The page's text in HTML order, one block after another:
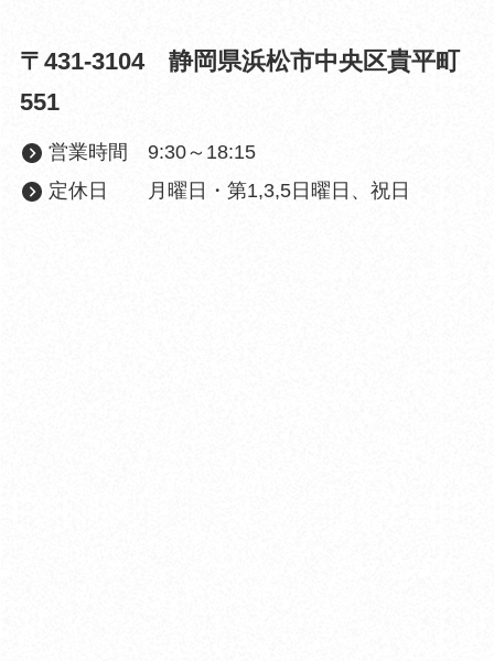
〒431-3104 静岡県浜松市中央区貴平町
551
営業時間 9:30～18:15
定休日 月曜日・第1,3,5日曜日、祝日